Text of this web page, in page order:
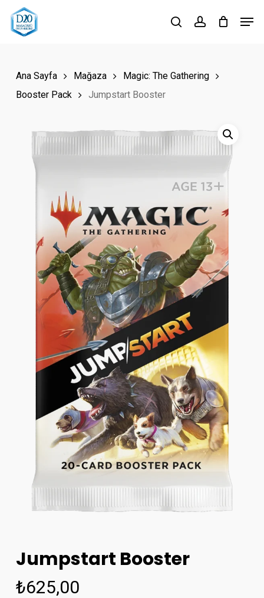
Skip
searchaccount
Ana Sayfa Mağaza
Magic: The Gathering
Booster Pack
Jumpstart Booster
Jumpstart Booster
₺625,00